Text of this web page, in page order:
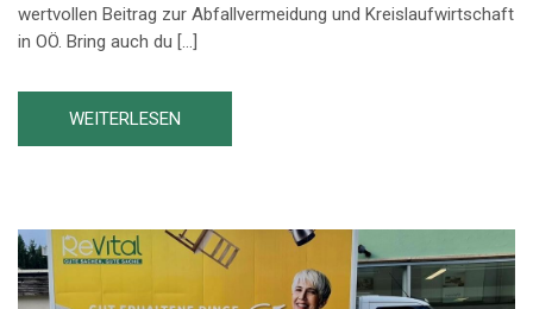
wertvollen Beitrag zur Abfallvermeidung und Kreislaufwirtschaft
in OÖ. Bring auch du […]
WEITERLESEN